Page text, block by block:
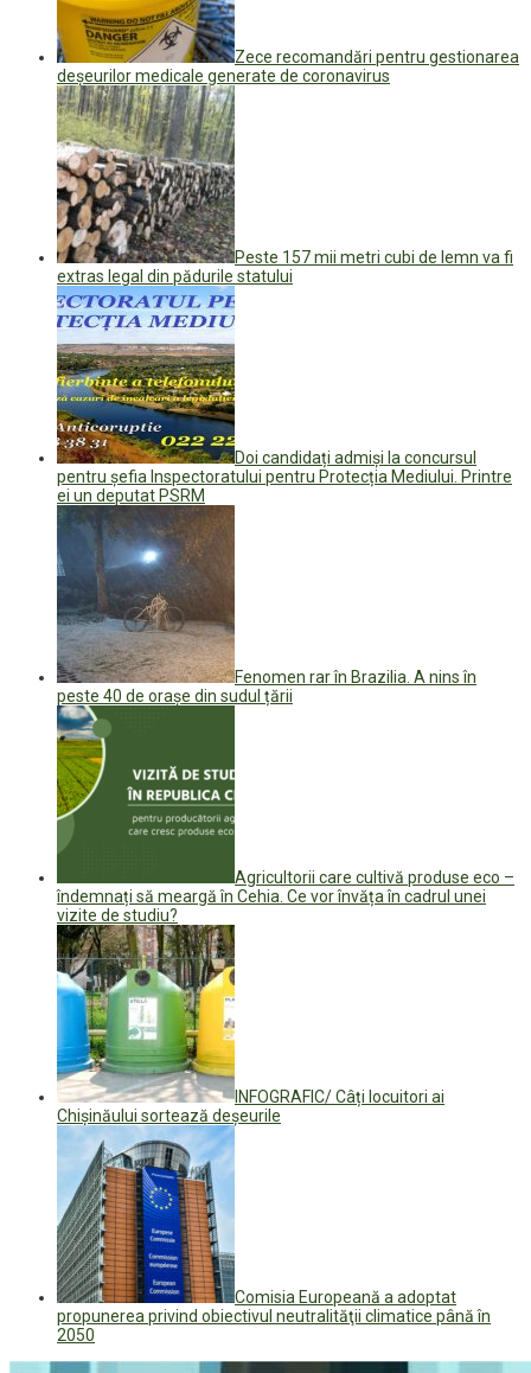
Zece recomandări pentru gestionarea
deșeurilor medicale generate de coronavirus
Peste 157 mii metri cubi de lemn va fi
extras legal din pădurile statului
Doi candidați admiși la concursul
pentru șefia Inspectoratului pentru Protecția Mediului. Printre
ei un deputat PSRM
Fenomen rar în Brazilia. A nins în
peste 40 de orașe din sudul țării
Agricultorii care cultivă produse eco –
îndemnați să meargă în Cehia. Ce vor învăța în cadrul unei
vizite de studiu?
INFOGRAFIC/ Câți locuitori ai
Chișinăului sortează deșeurile
Comisia Europeană a adoptat
propunerea privind obiectivul neutralităţii climatice până în
2050